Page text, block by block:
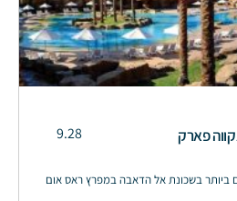
פארק
9.28
ביותר בשכונת אל הדאבה במפרץ ראס אום